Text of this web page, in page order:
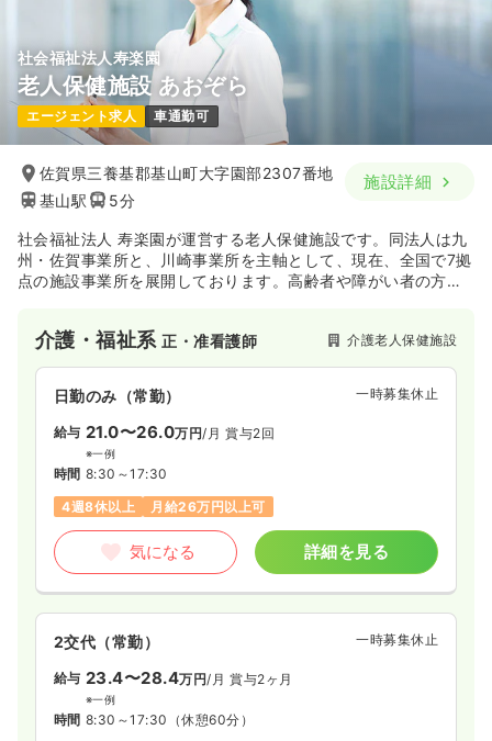
社会福祉法人寿楽園
老人保健施設 あおぞら
エージェント求人 車通勤可
佐賀県三養基郡基山町大字園部2307番地
基山駅
5分
施設詳細
社会福祉法人 寿楽園が運営する老人保健施設です。同法人は九
州・佐賀事業所と、川崎事業所を主軸として、現在、全国で7拠
点の施設事業所を展開しております。高齢者や障がい者の方々
す。
介護・福祉系正・准看護師 介護老人保健施設
日勤のみ（常勤） 一時募集休止
給与 21.0〜26.0万円/月 賞与2回
※一例
時間 8:30～17:30
4週8休以上
月給26万円以上可
気になる 詳細を見る
2交代（常勤） 一時募集休止
給与 23.4〜28.4万円/月 賞与2ヶ月
※一例
時間 8:30～17:30 （休憩60分）